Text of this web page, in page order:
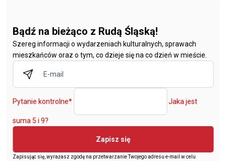
Bądź na bieżąco z Rudą Śląską!
Szereg informacji o wydarzeniach kulturalnych, sprawach
mieszkańców oraz o tym, co dzieje się na co dzień w mieście.
Pytanie kontrolne* Jaka jest
suma 5 i 9?
Zapisz się
Zapisując się, wyrażasz zgodę na przetwarzanie Twojego adresu e-mail w celu